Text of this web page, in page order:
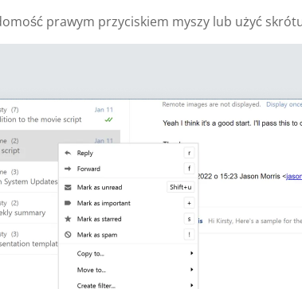
prawym przyciskiem myszy lub użyć